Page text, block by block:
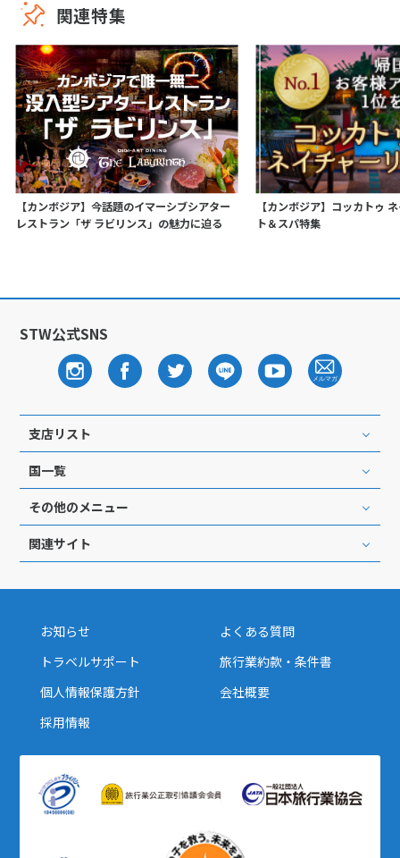
関連特集
【カンボジア】今話題のイマーシブシアター
レストラン「ザ ラビリンス」の魅力に迫る
【カンボジア】コッカトゥ
ト＆スパ特集
STW公式SNS
支店リスト
国一覧
その他のメニュー
関連サイト
お知らせ
よくある質問
トラベルサポート
旅行業約款・条件書
個人情報保護方針
会社概要
採用情報